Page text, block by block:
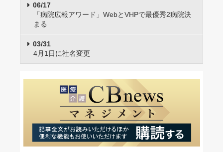
06/17
「病院広報アワード」WebとVHPで最優秀2病院決
まる
03/31
4月1日に社名変更